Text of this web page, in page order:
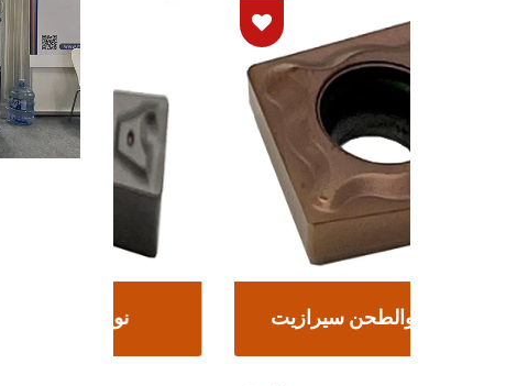
نوع الحفر والطحن سيرازيت